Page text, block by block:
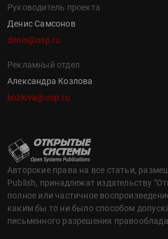
Руководитель проекта
Денис Самсонов
denis@osp.ru
Рекламный отдел
Александра Козлова
kozlova@osp.ru
Авторские права на все статьи,
Publish, принадлежат издательству
полное или частичное
каким бы то ни было способом
письменного разрешения